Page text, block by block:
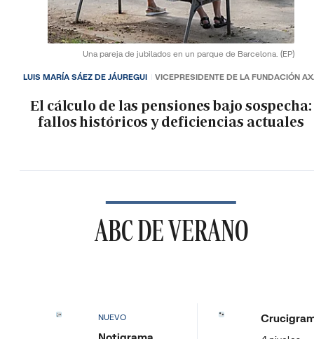
Una pareja de jubilados en un parque de Barcelona. (EP)
El cálculo de las pensiones bajo sospecha:
fallos históricos y deficiencias actuales
LUIS MARÍA SÁEZ DE JÁUREGUI VICEPRESIDENTE DE LA FUNDACIÓN
ABC DE VERANO
NUEVO